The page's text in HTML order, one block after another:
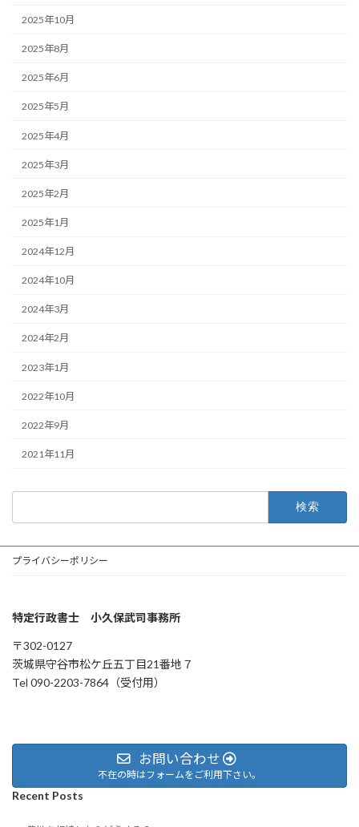
2025年10月
2025年8月
2025年6月
2025年5月
2025年4月
2025年3月
2025年2月
2025年1月
2024年12月
2024年10月
2024年3月
2024年2月
2023年1月
2022年10月
2022年9月
2021年11月
プライバシーポリシー
特定行政書士 小久保武司事務所
〒302-0127
茨城県守谷市松ケ丘五丁目21番地７
Tel 090-2203-7864（受付用）
お問い合わせ
不在の時はフォームをご利用下さい。
Recent Posts